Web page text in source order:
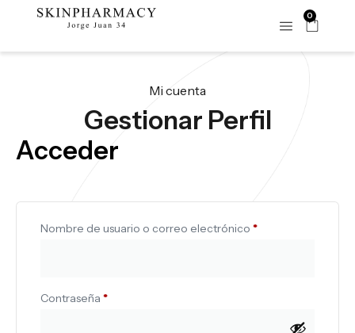
0
Mi cuenta
Gestionar Perfil
Acceder
Nombre de usuario o correo electrónico *
Contraseña *